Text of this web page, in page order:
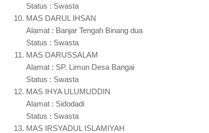
Status : Swasta
MAS DARUL IHSAN
Alamat : Banjar Tengah Binang dua
Status : Swasta
MAS DARUSSALAM
Alamat : SP. Limun Desa Bangai
Status : Swasta
MAS IHYA ULUMUDDIN
Alamat : Sidodadi
Status : Swasta
MAS IRSYADUL ISLAMIYAH